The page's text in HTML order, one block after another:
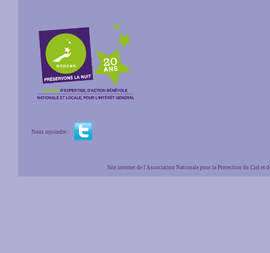
Nous rejoindre :
Site internet de l'Association Nationale pour la Protection du Ciel et de